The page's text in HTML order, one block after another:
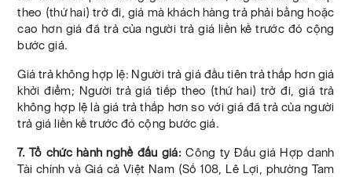
theo (thứ hai) trở đi, giá mà khách hàng trả phải bằng hoặc
cao hơn giá đã trả của người trả giá liền kề trước đó cộng
bước giá.
Giá trả không hợp lệ: Người trả giá đầu tiên trả thấp hơn giá
khởi điểm; Người trả giá tiếp theo (thứ hai) trở đi, giá trả
không hợp lệ là giá trả thấp hơn so với giá đã trả của người
trả giá liền kề trước đó cộng bước giá.
7. Tổ chức hành nghề đấu giá: Công ty Đấu giá Hợp danh
Tài chính và Giá cả Việt Nam (Số 108, Lê Lợi, phường Tam